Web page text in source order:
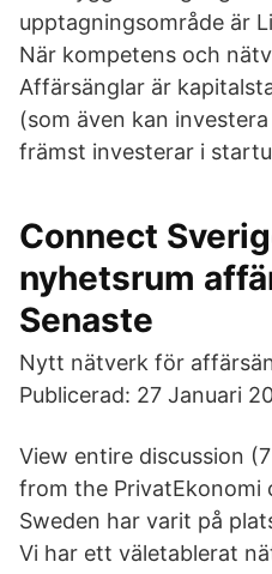
upptagningsområde är
När kompetens och
Affärsänglar är
(som även kan
främst investerar i
Connect
nyhetsrum
Senaste
Nytt nätverk för
Publicerad: 27 Januari
View entire discussion
from the PrivatEkonomi
Sweden har varit på
Vi har ett väletablerat